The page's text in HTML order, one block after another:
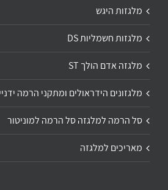
מלגזות היגש
מלגזות חשמליות DS
מלגזה אדם הולך ST
מלגזונים הידראולים ומתקני הרמה
סל הרמה למלגזה סל הרמה למוניטור
מאריכים למלגזה